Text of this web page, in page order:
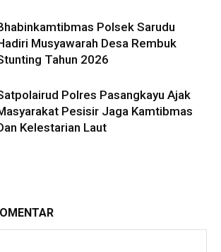
Polsek Sarudu
Musyawarah Desa Rembuk
Tahun 2026
Polres Pasangkayu Ajak
Pesisir Jaga Kamtibmas
Kelestarian Laut